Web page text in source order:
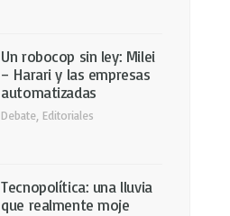
Un robocop sin ley: Milei
– Harari y las empresas
automatizadas
Debate Editoriales
Tecnopolítica: una lluvia
que realmente moje